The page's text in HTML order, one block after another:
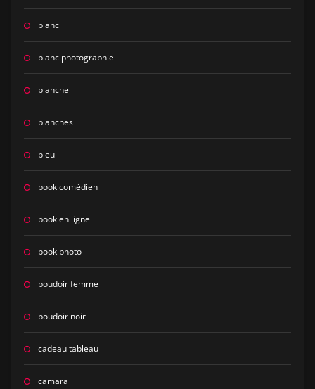
blanc
blanc photographie
blanche
blanches
bleu
book comédien
book en ligne
book photo
boudoir femme
boudoir noir
cadeau tableau
camara